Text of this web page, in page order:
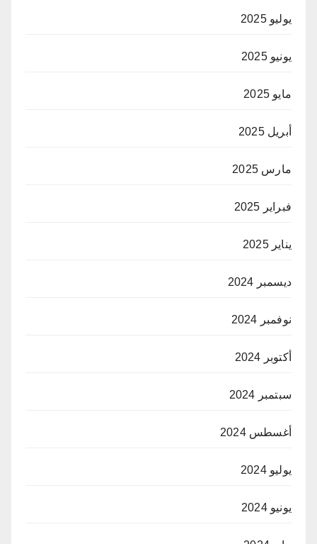
يوليو 2025
يونيو 2025
مايو 2025
أبريل 2025
مارس 2025
فبراير 2025
يناير 2025
ديسمبر 2024
نوفمبر 2024
أكتوبر 2024
سبتمبر 2024
أغسطس 2024
يوليو 2024
يونيو 2024